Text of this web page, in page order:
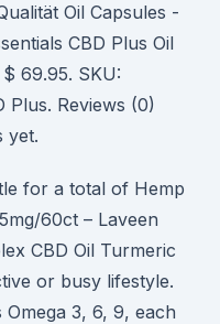
Oil Capsules -
CBD Plus Oil
69.95. SKU:
Reviews (0)
yet.
for a total of Hemp
60ct – Laveen
CBD Oil Turmeric
or busy lifestyle.
3, 6, 9, each